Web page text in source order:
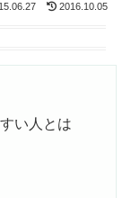
2016.10.05
い人とは